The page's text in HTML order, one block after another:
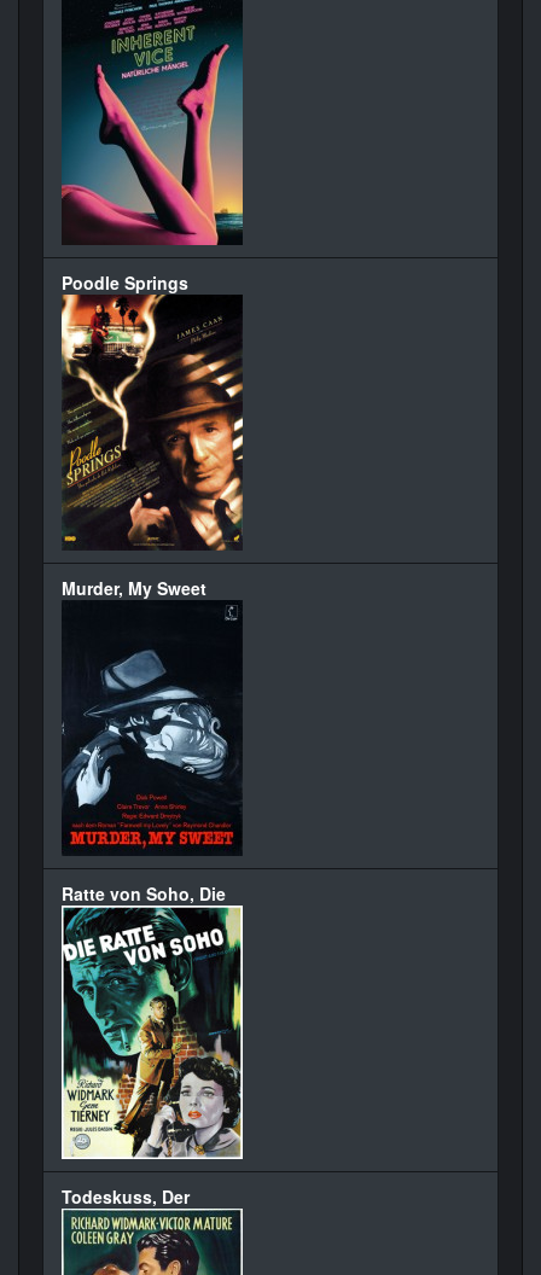
Poodle Springs
Murder, My Sweet
Ratte von Soho, Die
Todeskuss, Der